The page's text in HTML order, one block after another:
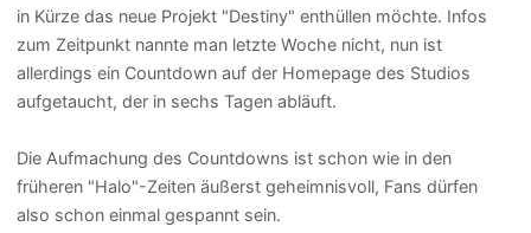
in Kürze das neue Projekt "Destiny" enthüllen möchte. Infos
zum Zeitpunkt nannte man letzte Woche nicht, nun ist
allerdings ein Countdown auf der Homepage des Studios
aufgetaucht, der in sechs Tagen abläuft.
Die Aufmachung des Countdowns ist schon wie in den
früheren "Halo"-Zeiten äußerst geheimnisvoll, Fans dürfen
also schon einmal gespannt sein.